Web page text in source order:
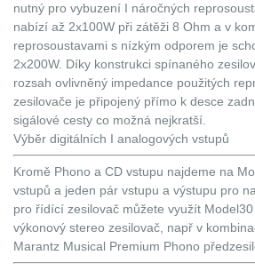
nutný pro vybuzení I náročných
nabízí až 2x100W při zátěži 8 Ohm a v
reprosoustavami s nízkým odporem je
2x200W. Díky konstrukci spínaného
rozsah ovlivněný impedance použitých
zesilovače je připojený přímo k desce
sigálové cesty co možná nejkratší.
Výběr digitálních I analogových vstupů
Kromě Phono a CD vstupu najdeme na
vstupů a jeden pár vstupu a výstupu pro
pro řídící zesilovač můžete využít
výkonový stereo zesilovač, např v
Marantz Musical Premium Phono